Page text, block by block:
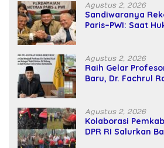
Agustus 2, 2026
Sandiwaranya
Paris–PWI: Saat
Agustus 2, 2026
Raih Gelar
Baru, Dr. Fachrul
Agustus 2, 2026
Kolaborasi
DPR RI Salurkan